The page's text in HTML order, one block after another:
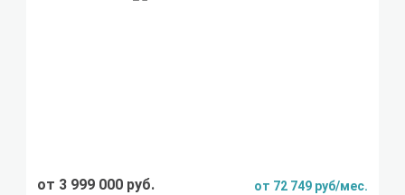
от 3 999 000 руб. от 72 749 руб/мес.